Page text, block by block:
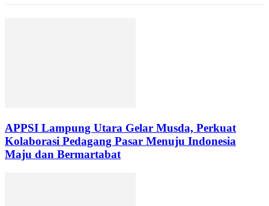
APPSI Lampung Utara Gelar Musda, Perkuat
Kolaborasi Pedagang Pasar Menuju Indonesia
Maju dan Bermartabat